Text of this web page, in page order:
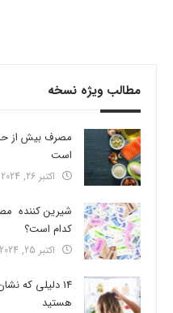
مطالب ویژه نسخه
است
اکتبر 26, 2024
شیرین کننده
کدام است؟
اکتبر 25, 2024
14 دلیلی که
هستید